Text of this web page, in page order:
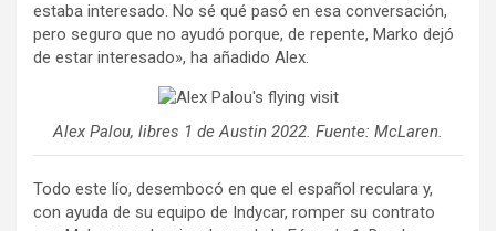
estaba interesado. No sé qué pasó en esa conversación,
pero seguro que no ayudó porque, de repente, Marko dejó
de estar interesado», ha añadido Alex.
Alex Palou, libres 1 de Austin 2022. Fuente: McLaren.
Todo este lío, desembocó en que el español reculara y,
con ayuda de su equipo de Indycar, romper su contrato